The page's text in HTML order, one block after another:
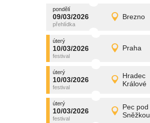
pondělí
09/03/2026 Brezno
pondělí
09/03/2026 Detail
promítání
úterý
10/03/2026 Praha
úterý
10/03/2026 Detail
promítání
úterý
10/03/2026
Hradec
Králové
úterý
10/03/2026 Detail
promítání
úterý
10/03/2026
Pec pod
Sněžkou
úterý
10/03/2026 Detail
promítání